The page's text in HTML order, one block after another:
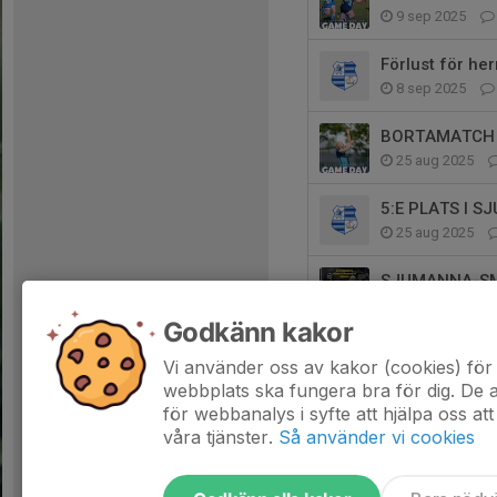
9 sep 2025
Förlust för
8 sep 2025
25 aug 2025
5:E PLATS I
25 aug 2025
SJUMANNA-
21 aug 2025
Godkänn kakor
Vi använder oss av kakor (cookies)
webbplats ska fungera bra för dig. De
för webbanalys i syfte att hjälpa oss
våra tjänster. Så använder vi cookies